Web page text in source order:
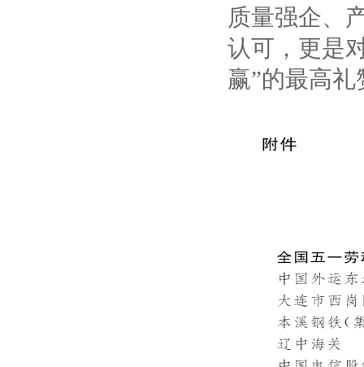
质量强企、
认可，更是
赢”的最高礼